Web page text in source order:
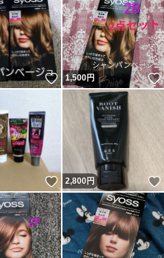
いいね！
1,500円
いいね！
2,800円